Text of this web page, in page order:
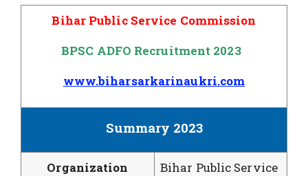
Bihar Public Service Commission
BPSC ADFO Recruitment 2023
www.biharsarkarinaukri.com
Summary 2023
Organization
Bihar Public Service